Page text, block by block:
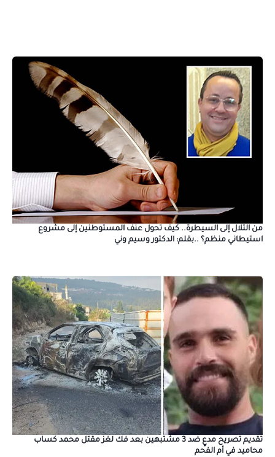
من التلال إلى السيطرة.. كيف تحول عنف المستوطنين إلى مشروع
استيطاني منظم؟ ..بقلم: الدكتور وسيم وني
تقديم تصريح مدعٍ ضد 3 مشتبهين بعد فك لغز مقتل محمد كساب
محاميد في أم الفحم